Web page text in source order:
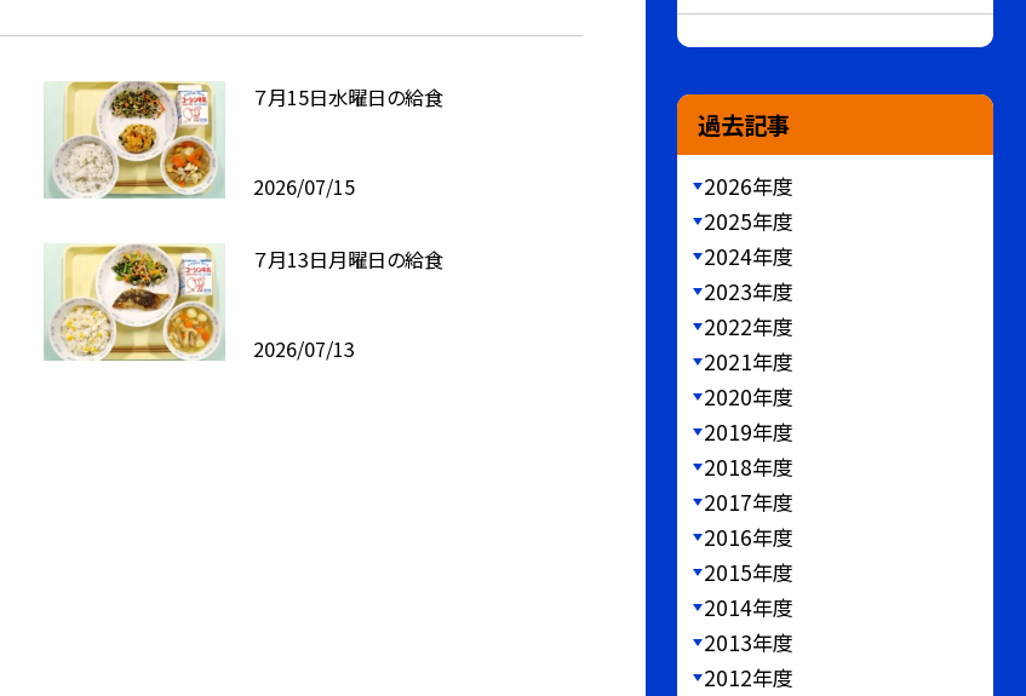
７月15日水曜日の給食
2026/07/15
７月13日月曜日の給食
2026/07/13
過去記事
2026年度
2025年度
2024年度
2023年度
2022年度
2021年度
2020年度
2019年度
2018年度
2017年度
2016年度
2015年度
2014年度
2013年度
2012年度